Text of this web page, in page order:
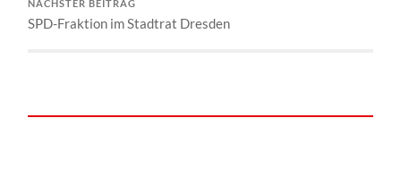
NÄCHSTER BEITRAG
SPD-Fraktion im Stadtrat Dresden